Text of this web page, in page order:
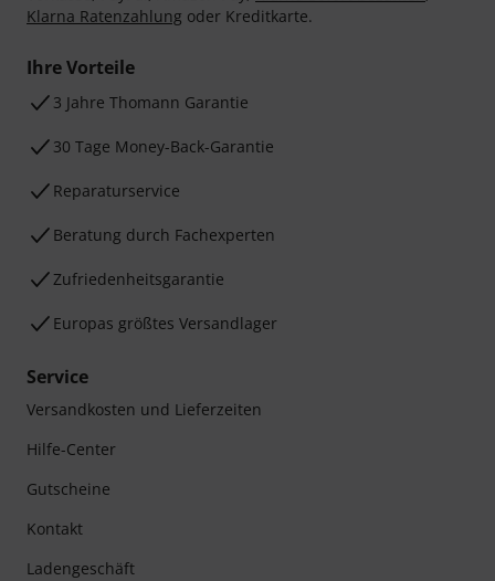
Klarna Ratenzahlung oder Kreditkarte.
Ihre Vorteile
3 Jahre Thomann Garantie
30 Tage Money-Back-Garantie
Reparaturservice
Beratung durch Fachexperten
Zufriedenheitsgarantie
Europas größtes Versandlager
Service
Versandkosten und Lieferzeiten
Hilfe-Center
Gutscheine
Kontakt
Ladengeschäft